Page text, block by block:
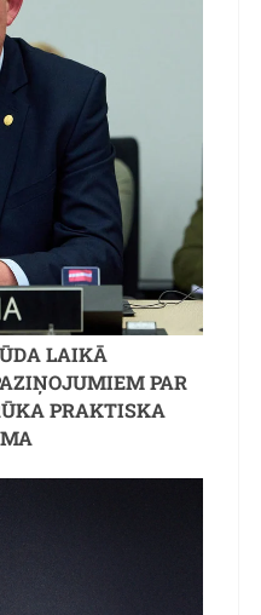
LAIKĀ
PAR
PRAKTISKA